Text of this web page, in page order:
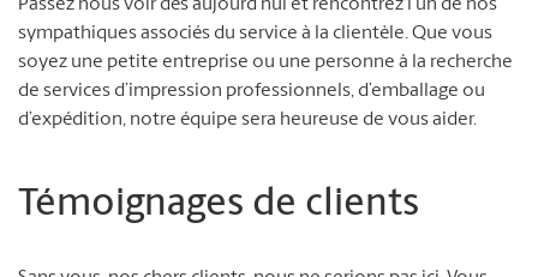
Passez nous voir dès aujourd’hui et rencontrez l’un de nos
sympathiques associés du service à la clientèle. Que vous
soyez une petite entreprise ou une personne à la recherche
de services d’impression professionnels, d’emballage ou
d’expédition, notre équipe sera heureuse de vous aider.
Témoignages de clients